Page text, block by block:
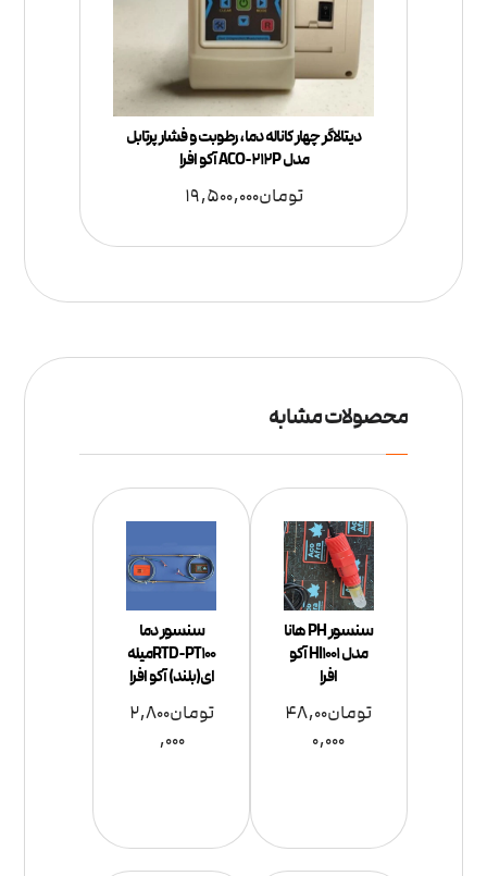
دیتالاگر چهار کاناله دما، رطوبت و فشار پرتابل
مدل ACO-212P آکو افرا
تومان19,500,000
محصولات مشابه
سنسور PH هانا
مدل HI1001 آکو
افرا
تومان48,00
0,000
سنسور دما
RTD-PT100میله
ای(بلند) آکو افرا
تومان2,800
,000